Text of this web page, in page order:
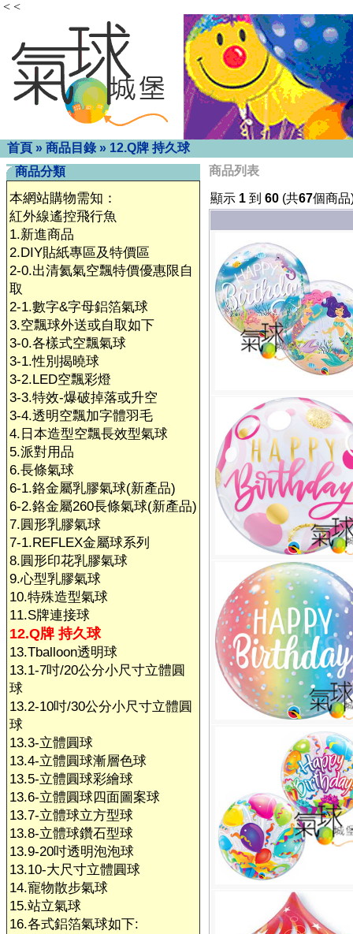
< <
首頁 » 商品目錄 » 12.Q牌 持久球
商品分類
本網站購物需知：
紅外線遙控飛行魚
1.新進商品
2.DIY貼紙專區及特價區
2-0.出清氦氣空飄特價優惠限自
取
2-1.數字&字母鋁箔氣球
3.空飄球外送或自取如下
3-0.各樣式空飄氣球
3-1.性別揭曉球
3-2.LED空飄彩燈
3-3.特效-爆破掉落或升空
3-4.透明空飄加字體羽毛
4.日本造型空飄長效型氣球
5.派對用品
6.長條氣球
6-1.鉻金屬乳膠氣球(新產品)
6-2.鉻金屬260長條氣球(新產品)
7.圓形乳膠氣球
7-1.REFLEX金屬球系列
8.圓形印花乳膠氣球
9.心型乳膠氣球
10.特殊造型氣球
11.S牌連接球
12.Q牌 持久球
13.Tballoon透明球
13.1-7吋/20公分小尺寸立體圓
球
13.2-10吋/30公分小尺寸立體圓
球
13.3-立體圓球
13.4-立體圓球漸層色球
13.5-立體圓球彩繪球
13.6-立體圓球四面圖案球
13.7-立體球立方型球
13.8-立體球鑽石型球
13.9-20吋透明泡泡球
13.10-大尺寸立體圓球
14.寵物散步氣球
15.站立氣球
16.各式鋁箔氣球如下:
商品列表
顯示 1 到 60 (共67個商品